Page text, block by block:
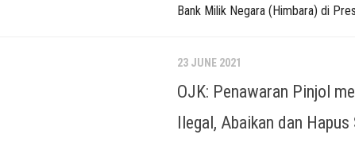
Bank Milik Negara (Himbara) di
23 JUNE 2021
OJK: Penawaran Pinjol
Ilegal, Abaikan dan Hapus